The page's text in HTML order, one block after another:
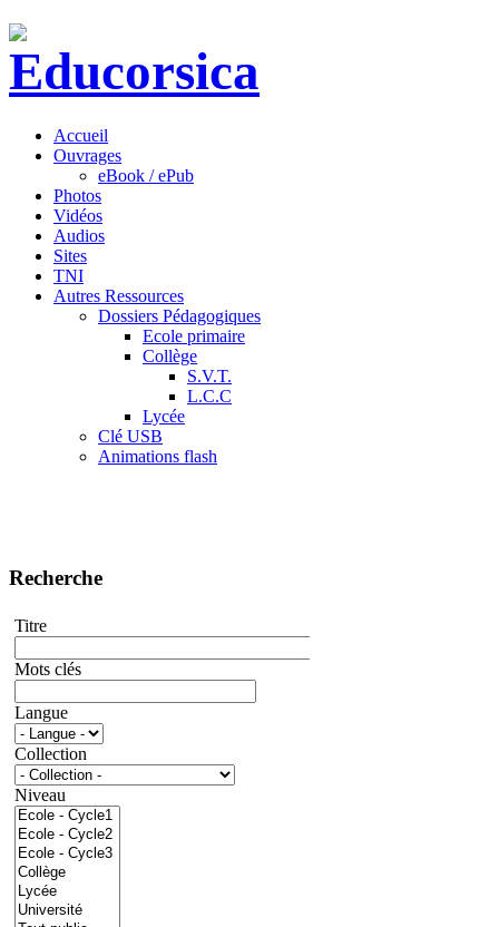
Accueil
Ouvrages
eBook / ePub
Photos
Vidéos
Audios
Sites
TNI
Autres Ressources
Dossiers Pédagogiques
Ecole primaire
Collège
S.V.T.
L.C.C
Lycée
Clé USB
Animations flash
Recherche
Titre
Mots clés
Langue
Collection
Niveau